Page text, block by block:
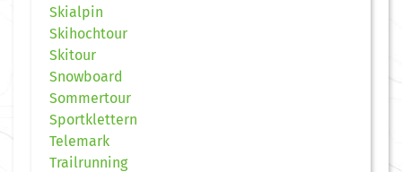
Skialpin
Skihochtour
Skitour
Snowboard
Sommertour
Sportklettern
Telemark
Trailrunning